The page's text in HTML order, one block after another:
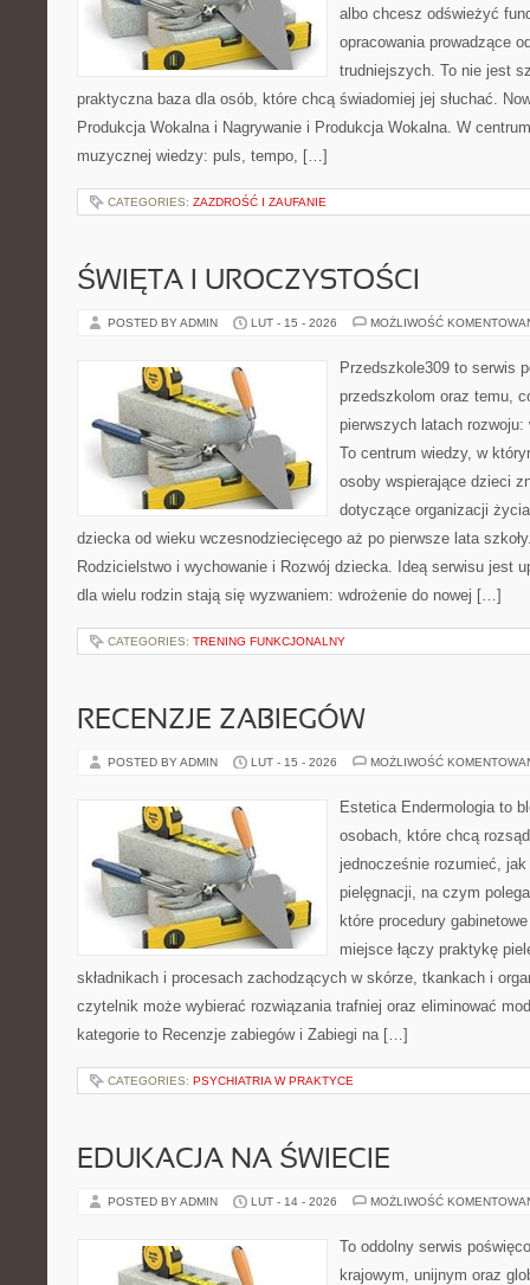
albo chcesz odświeżyć
opracowania prowadzące
trudniejszych. To nie jest
praktyczna baza dla osób, które chcą świadomiej jej słuchać.
Produkcja Wokalna i Nagrywanie i Produkcja Wokalna. W
muzycznej wiedzy: puls, tempo, […]
CATEGORIES: ZAZDROŚĆ I ZAUFANIE
ŚWIĘTA I UROCZYSTOŚCI
POSTED BY ADMIN LUT - 15 - 2026 MOŻLIWOŚĆ
Przedszkole309 to serwis
przedszkolom oraz temu,
pierwszych latach
To centrum wiedzy, w
osoby wspierające dzieci
dotyczące organizacji
dziecka od wieku wczesnodziecięcego aż po pierwsze lata
Rodzicielstwo i wychowanie i Rozwój dziecka. Ideą serwisu jest
dla wielu rodzin stają się wyzwaniem: wdrożenie do nowej […]
CATEGORIES: TRENING FUNKCJONALNY
RECENZJE ZABIEGÓW
POSTED BY ADMIN LUT - 15 - 2026 MOŻLIWOŚĆ
Estetica Endermologia to
osobach, które chcą
jednocześnie rozumieć, jak
pielęgnacji, na czym
które procedury
miejsce łączy praktykę
składnikach i procesach zachodzących w skórze, tkankach i
czytelnik może wybierać rozwiązania trafniej oraz eliminować
kategorie to Recenzje zabiegów i Zabiegi na […]
CATEGORIES: PSYCHIATRIA W PRAKTYCE
EDUKACJA NA ŚWIECIE
POSTED BY ADMIN LUT - 14 - 2026 MOŻLIWOŚĆ
To oddolny serwis
krajowym, unijnym oraz